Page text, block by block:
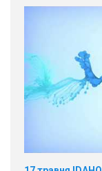
Разом наш голос